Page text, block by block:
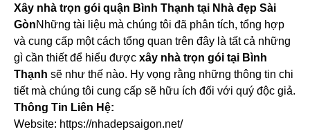
Xây nhà trọn gói quận Bình Thạnh tại Nhà đẹp Sài
GònNhững tài liệu mà chúng tôi đã phân tích, tổng hợp
và cung cấp một cách tổng quan trên đây là tất cả những
gì cần thiết để hiểu được xây nhà trọn gói tại Bình
Thạnh sẽ như thế nào. Hy vọng rằng những thông tin chi
tiết mà chúng tôi cung cấp sẽ hữu ích đối với quý độc giả.
Thông Tin Liên Hệ:
Website: https://nhadepsaigon.net/